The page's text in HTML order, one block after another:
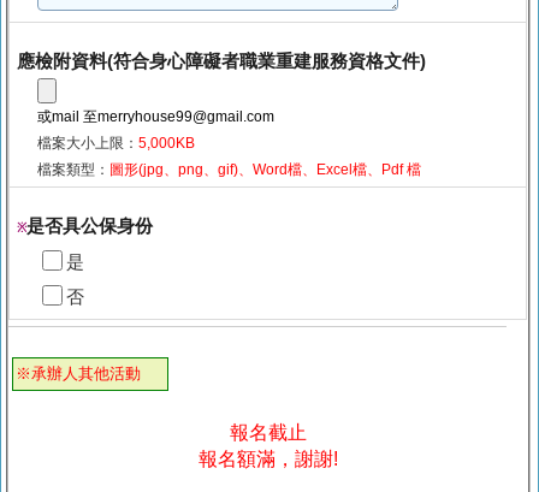
應檢附資料(符合身心障礙者職業重建服務資格文件)
或mail 至merryhouse99@gmail.com
檔案大小上限： 5,000KB
檔案類型： 圖形(jpg、png、gif)、Word檔、Excel檔、Pdf 檔
※是否具公保身份
是
否
※承辦人其他活動
報名截止
報名額滿，謝謝!